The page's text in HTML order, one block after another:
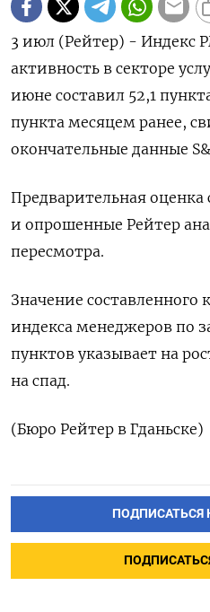
3 июл (Рейтер) - Индекс
активность в секторе
июне составил 52,1
пункта месяцем ранее,
окончательные данные
Предварительная оценка
и опрошенные Рейтер
пересмотра.
Значение составленного
индекса менеджеров по
пунктов указывает на
на спад.
(Бюро Рейтер в Гданьске)
ПОДПИСАТЬСЯ
ПОДПИСАТЬСЯ